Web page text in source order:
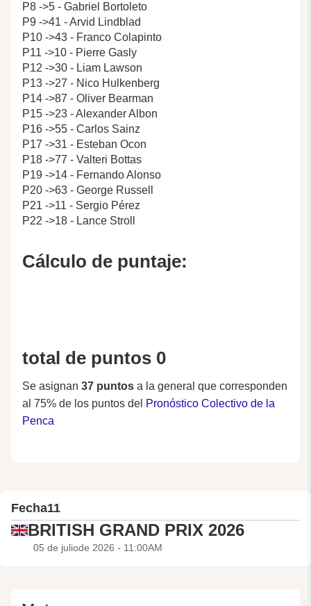
P8 ->5 - Gabriel Bortoleto
P9 ->41 - Arvid Lindblad
P10 ->43 - Franco Colapinto
P11 ->10 - Pierre Gasly
P12 ->30 - Liam Lawson
P13 ->27 - Nico Hulkenberg
P14 ->87 - Oliver Bearman
P15 ->23 - Alexander Albon
P16 ->55 - Carlos Sainz
P17 ->31 - Esteban Ocon
P18 ->77 - Valteri Bottas
P19 ->14 - Fernando Alonso
P20 ->63 - George Russell
P21 ->11 - Sergio Pérez
P22 ->18 - Lance Stroll
Cálculo de puntaje:
total de puntos 0
Se asignan 37 puntos a la general que corresponden
al 75% de los puntos del Pronóstico Colectivo de la
Penca
Fecha11
BRITISH GRAND PRIX 2026
05 de juliode 2026 - 11:00AM